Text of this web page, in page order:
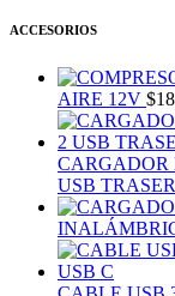
ACCESORIOS
AIRE 12V $
CARGADOR
USB